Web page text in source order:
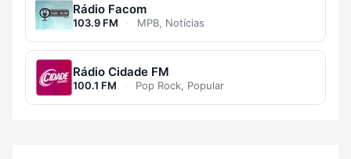
Rádio Facom
103.9 FM · MPB, Notícias
Rádio Cidade FM
100.1 FM · Pop Rock, Popular